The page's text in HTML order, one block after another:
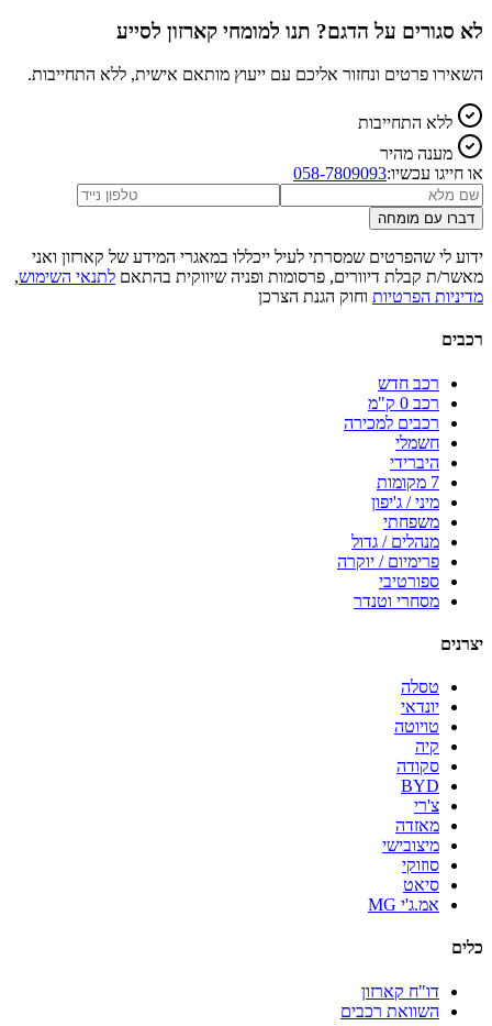
לא סגורים על הדגם? תנו למומחי קארזון לסייע
השאירו פרטים ונחזור אליכם עם ייעוץ מותאם אישית, ללא התחייבות.
ללא התחייבות
מענה מהיר
או חייגו עכשיו:058-7809093
דברו עם מומחה
ידוע לי שהפרטים שמסרתי לעיל ייכללו במאגרי המידע של קארזון ואני
מאשר/ת קבלת דיוורים, פרסומות ופניה שיווקית בהתאם לתנאי השימוש,
מדיניות הפרטיות וחוק הגנת הצרכן
רכבים
רכב חדש
רכב 0 ק"מ
רכבים למכירה
חשמלי
היברידי
7 מקומות
מיני / ג'יפון
משפחתי
מנהלים / גדול
פרימיום / יוקרה
ספורטיבי
מסחרי וטנדר
יצרנים
טסלה
יונדאי
טויוטה
קיה
סקודה
BYD
צ'רי
מאזדה
מיצובישי
סוזוקי
סיאט
אמ.ג'י MG
כלים
דו"ח קארזון
השוואת רכבים